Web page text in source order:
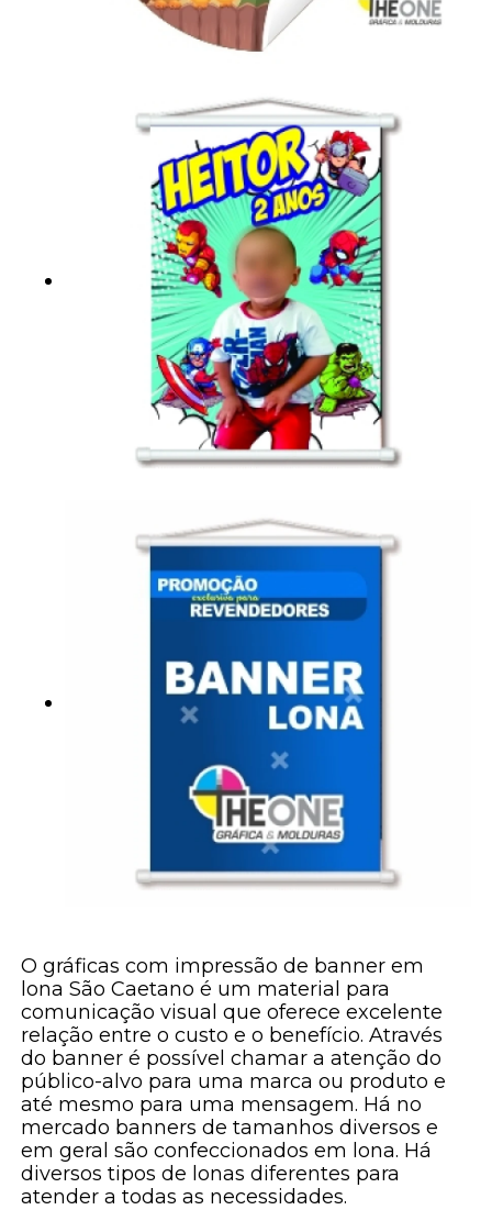
O gráficas com impressão de banner em
lona São Caetano é um material para
comunicação visual que oferece excelente
relação entre o custo e o benefício. Através
do banner é possível chamar a atenção do
público-alvo para uma marca ou produto e
até mesmo para uma mensagem. Há no
mercado banners de tamanhos diversos e
em geral são confeccionados em lona. Há
diversos tipos de lonas diferentes para
atender a todas as necessidades.